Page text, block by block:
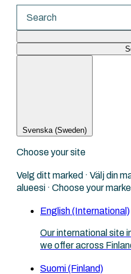
Svenska (Sweden)
Choose your site
Velg ditt marked · Välj din
alueesi · Choose your
English (International)
Our international site
we offer across
Suomi (Finland)